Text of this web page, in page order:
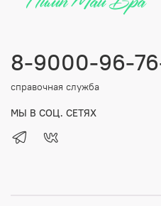
8-9000-96-
справочная служба
МЫ В СОЦ. СЕТЯХ